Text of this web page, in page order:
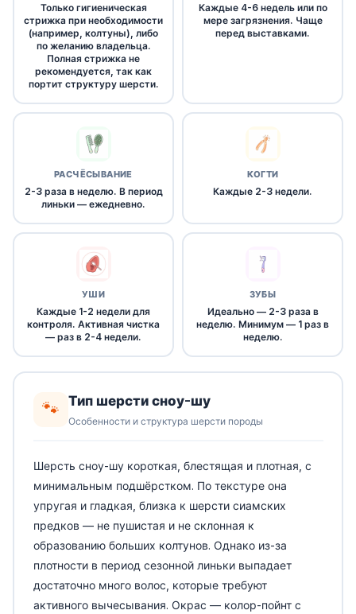
Только гигиеническая
стрижка при необходимости
(например, колтуны), либо
по желанию владельца.
Полная стрижка не
рекомендуется, так как
портит структуру шерсти.
Каждые 4-6 недель или по
мере загрязнения. Чаще
перед выставками.
РАСЧЁСЫВАНИЕ
2-3 раза в неделю. В период
линьки — ежедневно.
КОГТИ
Каждые 2-3 недели.
УШИ
Каждые 1-2 недели для
контроля. Активная чистка
— раз в 2-4 недели.
ЗУБЫ
Идеально — 2-3 раза в
неделю. Минимум — 1 раз в
неделю.
🐾 Тип шерсти сноу-шу
Особенности и структура шерсти породы
Шерсть сноу-шу короткая, блестящая и плотная, с
минимальным подшёрстком. По текстуре она
упругая и гладкая, близка к шерсти сиамских
предков — не пушистая и не склонная к
образованию больших колтунов. Однако из-за
плотности в период сезонной линьки выпадает
достаточно много волос, которые требуют
активного вычесывания. Окрас — колор-пойнт с